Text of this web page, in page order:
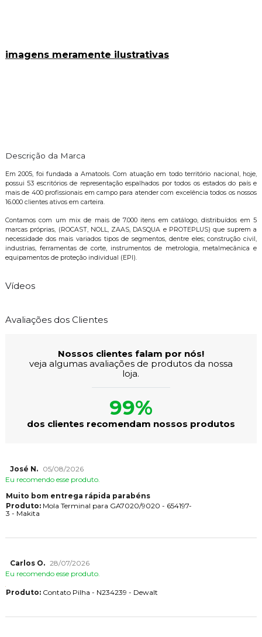
imagens meramente ilustrativas
Descrição da Marca
Em 2005, foi fundada a Amatools. Com atuação em todo território nacional, hoje,
possui 53 escritórios de representação espalhados por todos os estados do país e
mais de 400 profissionais em campo para atender com excelência todos os nossos
16.000 clientes ativos em carteira.
Contamos com um mix de mais de 7.000 itens em catálogo, distribuídos em 5
marcas próprias, (ROCAST, NOLL, ZAAS, DASQUA e PROTEPLUS) que suprem a
necessidade dos mais variados tipos de segmentos, dentre eles; construção civil,
industrias, ferramentas de corte, instrumentos de metrologia, metalmecânica e
equipamentos de proteção individual (EPI).
Vídeos
Avaliações dos Clientes
Nossos clientes falam por nós!
veja algumas avaliações de produtos da nossa
loja.
99%
dos clientes recomendam nossos produtos
José N.
05/08/2026
Eu recomendo esse produto.
Muito bom entrega rápida parabéns
Produto:Mola Terminal para GA7020/9020 - 654197-
3 - Makita
Carlos O. 28/07/2026
Eu recomendo esse produto.
Produto:Contato Pilha - N234239 - Dewalt